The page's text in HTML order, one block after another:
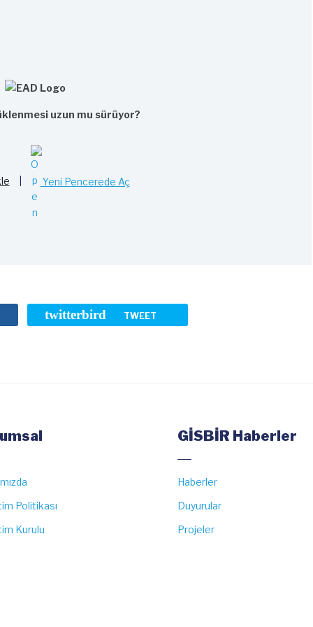
uzun mu sürüyor?
Yeni Pencerede Aç
twitterbird TWEET
Politikası
Kurulu
GİSBİR Haberler
Haberler
Duyurular
Projeler